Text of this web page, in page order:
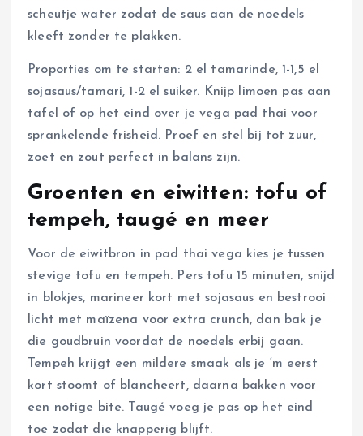
scheutje water zodat de saus aan de noedels
kleeft zonder te plakken.
Proporties om te starten: 2 el tamarinde, 1-1,5 el
sojasaus/tamari, 1-2 el suiker. Knijp limoen pas aan
tafel of op het eind over je vega pad thai voor
sprankelende frisheid. Proef en stel bij tot zuur,
zoet en zout perfect in balans zijn.
Groenten en eiwitten: tofu of
tempeh, taugé en meer
Voor de eiwitbron in pad thai vega kies je tussen
stevige tofu en tempeh. Pers tofu 15 minuten, snijd
in blokjes, marineer kort met sojasaus en bestrooi
licht met maïzena voor extra crunch, dan bak je
die goudbruin voordat de noedels erbij gaan.
Tempeh krijgt een mildere smaak als je ‘m eerst
kort stoomt of blancheert, daarna bakken voor
een notige bite. Taugé voeg je pas op het eind
toe zodat die knapperig blijft.